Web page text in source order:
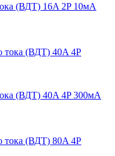
(ВДТ) 16A 2P 10мА
(ВДТ) 40A 4P 300мА